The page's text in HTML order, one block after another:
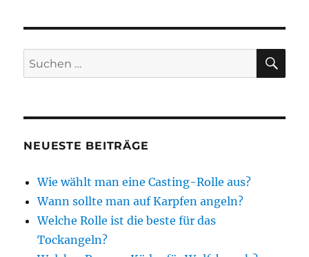
Suchen
nach:
NEUESTE BEITRÄGE
Wie wählt man eine Casting-Rolle aus?
Wann sollte man auf Karpfen angeln?
Welche Rolle ist die beste für das
Tockangeln?